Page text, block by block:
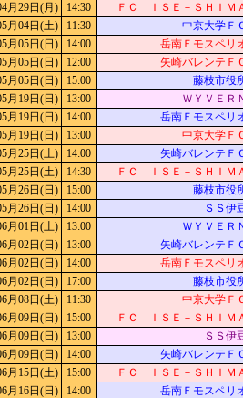
月29日(月)
14:30 ＦＣ ＩＳＥ－ＳＨＩＭ
月04日(土) 11:30
中京大学Ｆ
月05日(日)
14:00
岳南Ｆモスペリ
月05日(日)
12:00
矢崎バレンテＦ
月05日(日)
15:00 藤枝市役
月19日(日) 13:00
ＷＹＶＥＲ
月19日(日)
14:00
岳南Ｆモスペリ
月19日(日)
13:00 中京大学Ｆ
月25日(土) 14:00
矢崎バレンテＦ
月25日(土)
14:30
ＦＣ ＩＳＥ－ＳＨＩＭ
月26日(日)
15:00
藤枝市役
月26日(日)
14:00 ＳＳ伊
月01日(土) 13:00
ＷＹＶＥＲ
月02日(日)
13:00
矢崎バレンテＦ
月02日(日)
14:00
岳南Ｆモスペリ
月02日(日)
17:00 藤枝市役
月08日(土) 11:30
中京大学Ｆ
月09日(日)
15:00
ＦＣ ＩＳＥ－ＳＨＩＭ
月09日(日)
13:00
ＳＳ伊
月09日(日)
14:00 矢崎バレンテＦ
月15日(土) 15:00
ＦＣ ＩＳＥ－ＳＨＩＭ
月16日(日)
14:00
岳南Ｆモスペリ